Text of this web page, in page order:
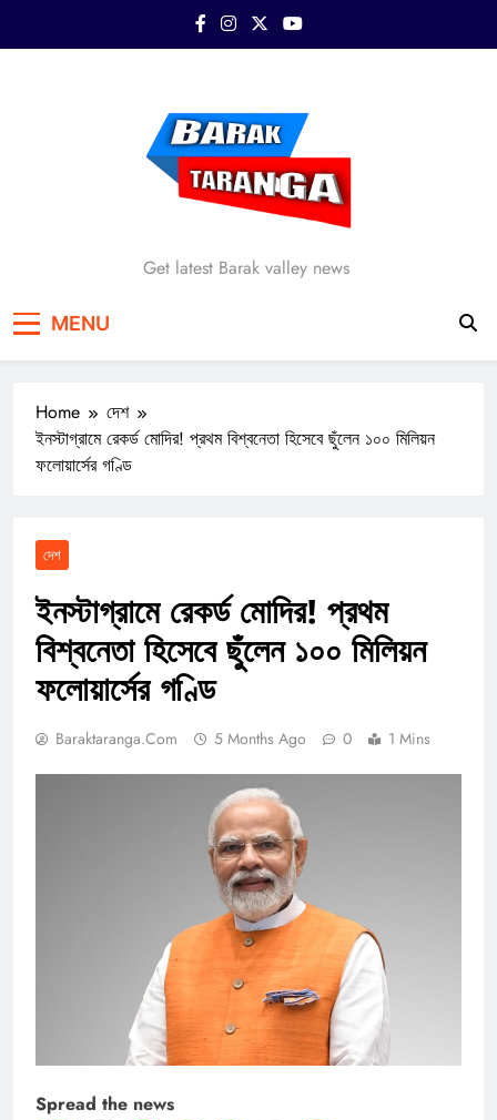
Barak Taranga
Get latest Barak valley news
MENU
Home
দেশ
ইনস্টাগ্রামে রেকর্ড মোদির! প্রথম বিশ্বনেতা হিসেবে ছুঁলেন ১০০ মিলিয়ন
ফলোয়ার্সের গণ্ডি
দেশ
ইনস্টাগ্রামে রেকর্ড মোদির! প্রথম
বিশ্বনেতা হিসেবে ছুঁলেন ১০০ মিলিয়ন
ফলোয়ার্সের গণ্ডি
Baraktaranga.com 5 Months Ago 0 1 Mins
Spread the news